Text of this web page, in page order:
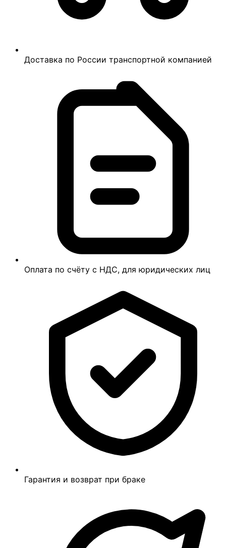
Доставка по России транспортной компанией
Оплата по счёту с НДС, для юридических лиц
Гарантия и возврат при браке